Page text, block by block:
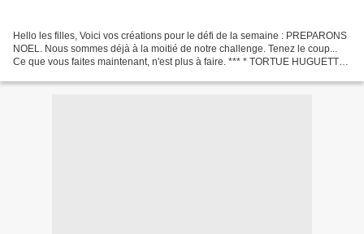
Hello les filles, Voici vos créations pour le défi de la semaine : PREPARONS
NOEL. Nous sommes déjà à la moitié de notre challenge. Tenez le coup...
Ce que vous faites maintenant, n'est plus à faire. *** * TORTUE HUGUETTE